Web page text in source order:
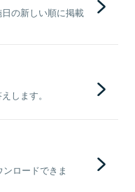
の新しい順に掲載
します。
ロードできま